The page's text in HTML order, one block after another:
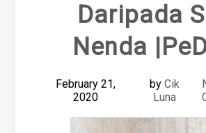
Daripada
Nenda
February 21,
2020
by Cik
Luna